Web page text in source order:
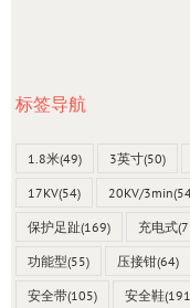
标签导航
1.8米(49) 3英寸(50)
17KV(54) 20KV/3min
保护足趾(169) 充电式
功能型(55) 压接钳(64)
安全带(105) 安全鞋